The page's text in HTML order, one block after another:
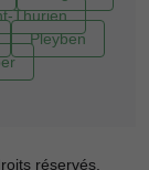
Thurien
Pleyben
réservés.